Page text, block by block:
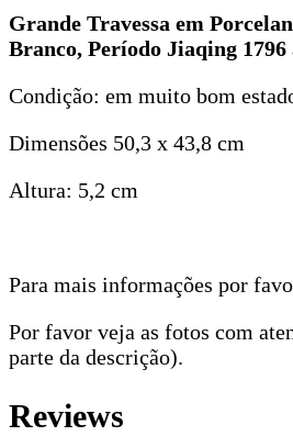
50,3
x
43,8
cm
Grande Travessa em
Branco, Período Jiaqing 1796
Condição: em muito bom
Dimensões 50,3 x 43,8 cm
Altura: 5,2 cm
Para mais informações por
Por favor veja as fotos com
parte da descrição).
Reviews